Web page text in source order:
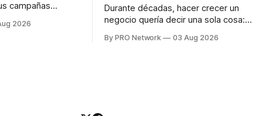
campañas
Sin embargo,
2026
Durante décadas, hacer crecer un
negocio quería decir una sola cosa:
anuncios, un especialista en marketing
By PRO Network 03 Aug 2026